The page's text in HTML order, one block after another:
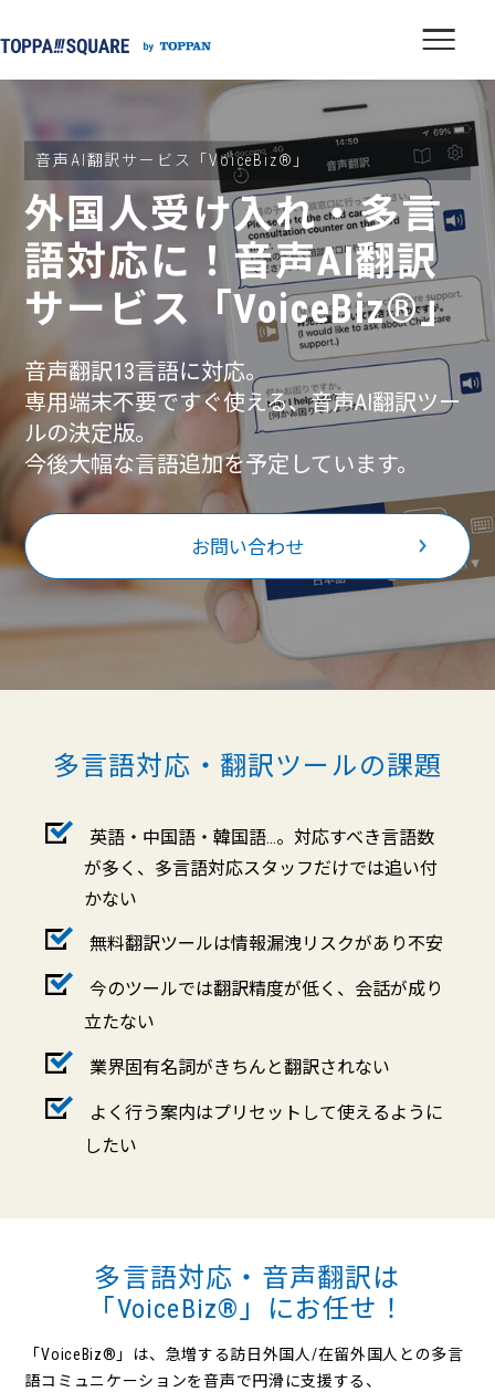
音声AI翻訳サービス「VoiceBiz®」
外国人受け入れ・多言
語対応に！ 音声AI翻訳
サービス「VoiceBiz®」
音声翻訳13言語に対応。
専用端末不要ですぐ使える、音声AI翻訳ツー
ルの決定版。
今後大幅な言語追加を予定しています。
お問い合わせ
多言語対応・翻訳ツールの課題
英語・中国語・韓国語…。対応すべき言語数
が多く、多言語対応スタッフだけでは追い付
かない
無料翻訳ツールは情報漏洩リスクがあり不安
今のツールでは翻訳精度が低く、会話が成り
立たない
業界固有名詞がきちんと翻訳されない
よく行う案内はプリセットして使えるように
したい
多言語対応・音声翻訳は
「VoiceBiz®」にお任せ！
「VoiceBiz®」は、急増する訪日外国人/在留外国人との多言
語コミュニケーションを音声で円滑に支援する、